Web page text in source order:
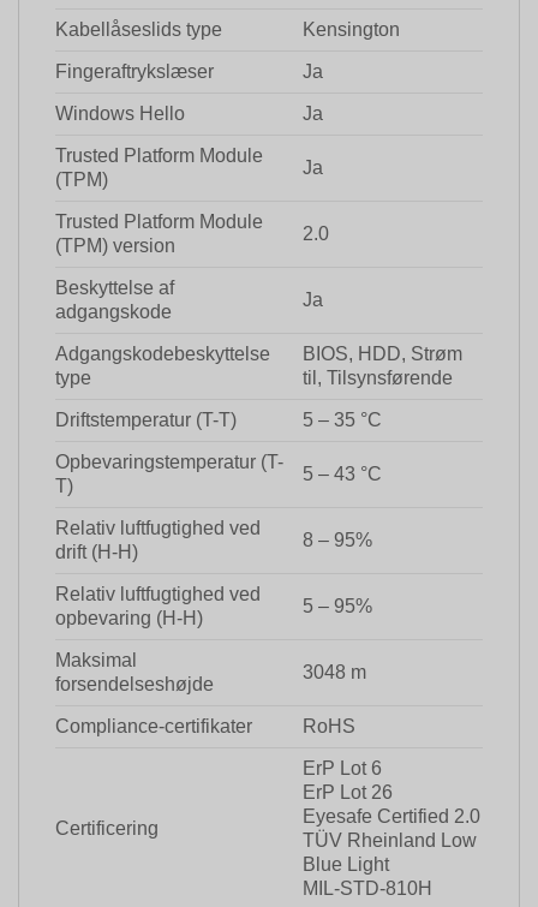
Kabellåseslids type Kensington
Fingeraftrykslæser Ja
Windows Hello Ja
Trusted Platform Module
(TPM)
Ja
Trusted Platform Module
(TPM) version
2.0
Beskyttelse af
adgangskode
Ja
Adgangskodebeskyttelse
type
BIOS, HDD, Strøm
til, Tilsynsførende
Driftstemperatur (T-T) 5 – 35 °C
Opbevaringstemperatur (T-
T)
5 – 43 °C
Relativ luftfugtighed ved
drift (H-H)
8 – 95%
Relativ luftfugtighed ved
opbevaring (H-H)
5 – 95%
Maksimal
forsendelseshøjde
3048 m
Compliance-certifikater RoHS
Certificering
ErP Lot 6
ErP Lot 26
Eyesafe Certified 2.0
TÜV Rheinland Low
Blue Light
MIL-STD-810H